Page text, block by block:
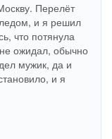
Перелёт
и я решил
что потянула
ожидал, обычно
мужик, да и
и я